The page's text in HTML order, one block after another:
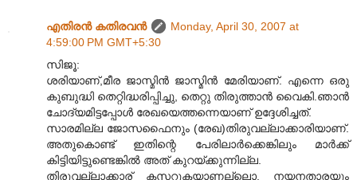
എതിരന്‍ കതിരവന്‍
Monday, April 30, 2007 at
4:59:00 PM GMT+5:30
സിജൂ:
ശരിയാണ്,മീര ജാസ്മിന്‍ ജാസ്മിന്‍ മേരിയാണ്. എന്നെ ഒരു
കുബുദ്ധി തെറ്റിദ്ധരിപ്പിച്ചു, തെറ്റു തിരുത്താന്‍ വൈകി.ഞാന്‍
ചോദ്യമിട്ടപ്പോള്‍ രേഖയെത്തന്നെയാണ് ഉദ്ദേശിച്ചത്.
സാരമില്ല ജോസഫൈനും (രേഖ)തിരുവല്ലാക്കാരിയാണ്.
അതുകൊണ്ട് ഇതിന്റെ പേരിലാര്‍ക്കെങ്കിലും മാര്‍ക്ക്
കിട്ടിയിട്ടുണ്ടെങ്കില്‍ അത് കുറയ്ക്കുന്നില്ല.
തിരുവല്ലാക്കാര് കസറുകയാണല്ലൊ. നയനതാരയും